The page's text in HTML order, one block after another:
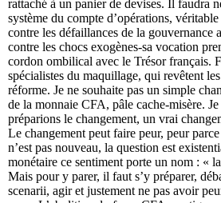
rattaché à un panier de devises. Il faudra
système du compte d’opérations,
contre les défaillances de la gouvernance
contre les chocs exogènes-sa vocation
cordon ombilical avec le Trésor français.
spécialistes du maquillage, qui revêtent
réforme. Je ne souhaite pas un simple
de la monnaie CFA, pâle cache-misère.
préparions le changement, un vrai
Le changement peut faire peur, peur
n’est pas nouveau, la question est
monétaire ce sentiment porte un nom : «
Mais pour y parer, il faut s’y préparer,
scenarii, agir et justement ne pas avoir